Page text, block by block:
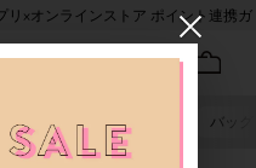
×オンラインストア ポイント連携ガ
40th限定 バッグ